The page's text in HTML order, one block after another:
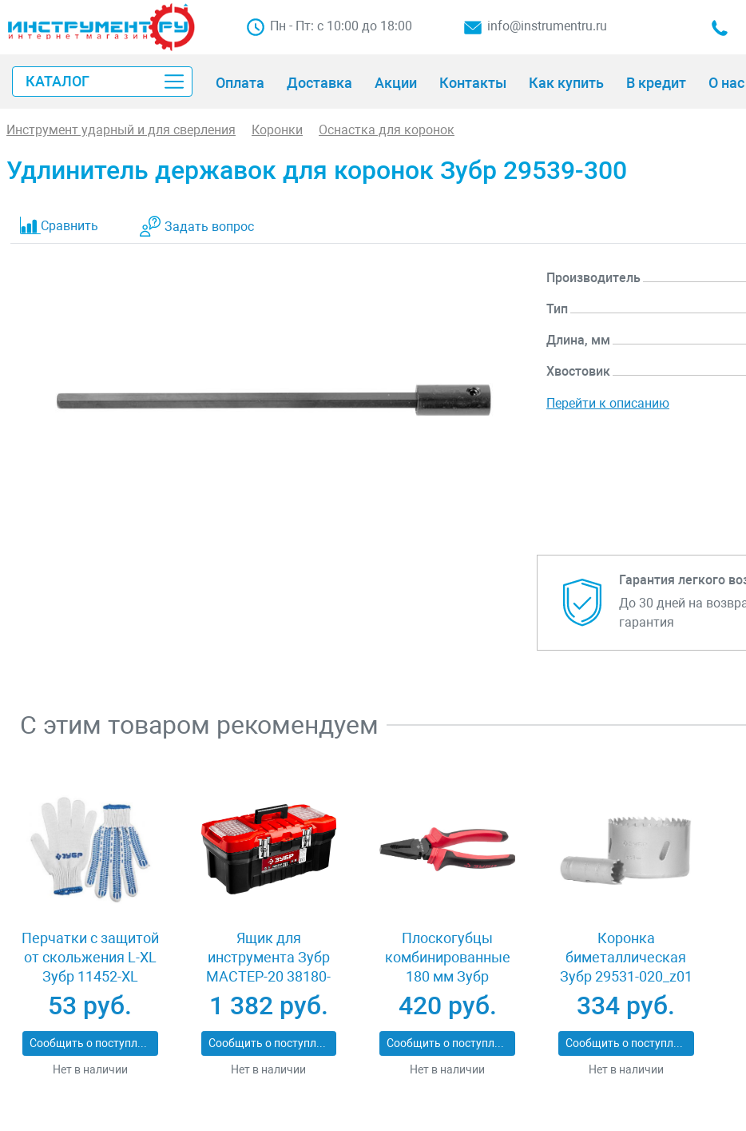
Пн - Пт: с 10:00 до 18:00 info@instrumentru.ru
КАТАЛОГ Оплата Доставка Акции Контакты Как купить В кредит О нас
Инструмент ударный и для сверления Коронки Оснастка для коронок
Удлинитель державок для коронок Зубр 29539-300
Сравнить Задать вопрос
Производитель
Тип
Длина, мм
Хвостовик
Перейти к описанию
Гарантия легкого
До 30 дней на
гарантия
С этим товаром рекомендуем
Перчатки с защитой
от скольжения L-XL
Зубр 11452-XL
53 руб.
Сообщить о поступлении
Нет в наличии
Ящик для
инструмента Зубр
МАСТЕР-20 38180-
20_z02
1 382 руб.
Сообщить о поступлении
Нет в наличии
Плоскогубцы
комбинированные
180 мм Зубр
МАСТЕР 22015-1-
18_z01
420 руб.
Сообщить о поступлении
Нет в наличии
Коронка
биметаллическая
Зубр 29531-020_z01
334 руб.
Сообщить о поступлении
Нет в наличии